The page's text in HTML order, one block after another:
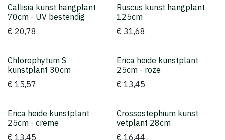
Callisia kunst hangplant
70cm - UV bestendig
€ 20,78
Topper
Ruscus kunst hangplant
125cm
€ 31,68
Chlorophytum S
kunstplant 30cm
€ 15,57
Topper
Erica heide kunstplant
25cm - roze
€ 13,45
Topper
Erica heide kunstplant
25cm - creme
€ 13,45
Crossostephium kunst
vetplant 28cm
€ 16,44